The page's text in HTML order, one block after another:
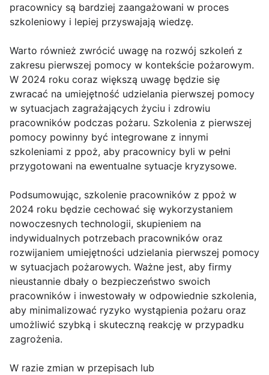
pracownicy są bardziej zaangażowani w proces
szkoleniowy i lepiej przyswajają wiedzę.
Warto również zwrócić uwagę na rozwój szkoleń z
zakresu pierwszej pomocy w kontekście pożarowym.
W 2024 roku coraz większą uwagę będzie się
zwracać na umiejętność udzielania pierwszej pomocy
w sytuacjach zagrażających życiu i zdrowiu
pracowników podczas pożaru. Szkolenia z pierwszej
pomocy powinny być integrowane z innymi
szkoleniami z ppoż, aby pracownicy byli w pełni
przygotowani na ewentualne sytuacje kryzysowe.
Podsumowując, szkolenie pracowników z ppoż w
2024 roku będzie cechować się wykorzystaniem
nowoczesnych technologii, skupieniem na
indywidualnych potrzebach pracowników oraz
rozwijaniem umiejętności udzielania pierwszej pomocy
w sytuacjach pożarowych. Ważne jest, aby firmy
nieustannie dbały o bezpieczeństwo swoich
pracowników i inwestowały w odpowiednie szkolenia,
aby minimalizować ryzyko wystąpienia pożaru oraz
umożliwić szybką i skuteczną reakcję w przypadku
zagrożenia.
W razie zmian w przepisach lub